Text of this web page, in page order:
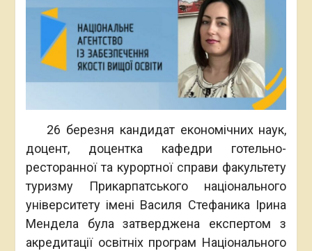
26 березня кандидат економічних наук,
доцент, доцентка кафедри готельно-
ресторанної та курортної справи факультету
туризму Прикарпатського національного
університету імені Василя Стефаника Ірина
Мендела була затверджена експертом з
акредитації освітніх програм Національного